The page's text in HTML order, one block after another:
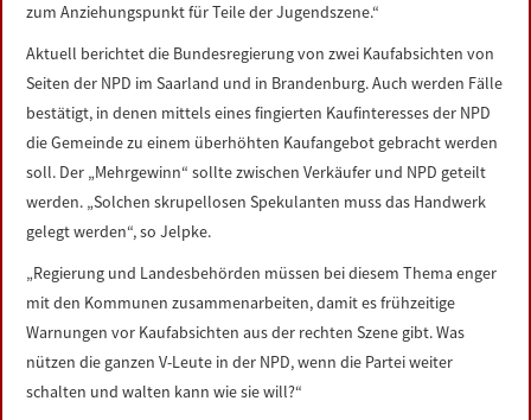
zum Anziehungspunkt für Teile der Jugendszene.“
Aktuell berichtet die Bundesregierung von zwei Kaufabsichten von
Seiten der NPD im Saarland und in Brandenburg. Auch werden Fälle
bestätigt, in denen mittels eines fingierten Kaufinteresses der NPD
die Gemeinde zu einem überhöhten Kaufangebot gebracht werden
soll. Der „Mehrgewinn“ sollte zwischen Verkäufer und NPD geteilt
werden. „Solchen skrupellosen Spekulanten muss das Handwerk
gelegt werden“, so Jelpke.
„Regierung und Landesbehörden müssen bei diesem Thema enger
mit den Kommunen zusammenarbeiten, damit es frühzeitige
Warnungen vor Kaufabsichten aus der rechten Szene gibt. Was
nützen die ganzen V-Leute in der NPD, wenn die Partei weiter
schalten und walten kann wie sie will?“